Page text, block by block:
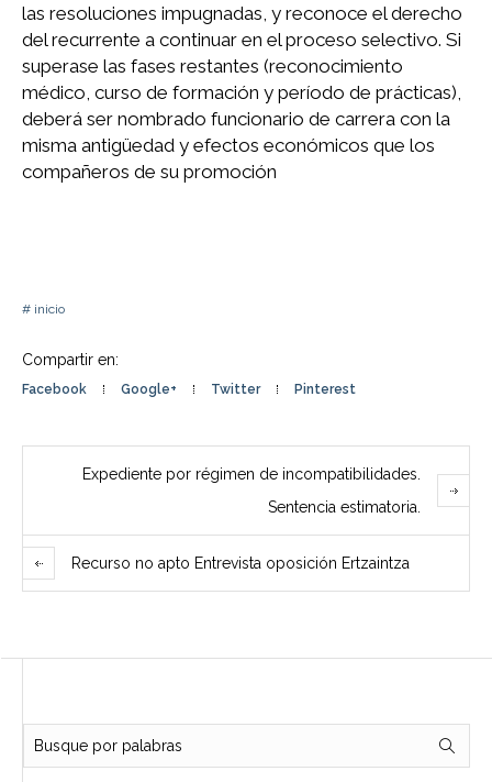
las resoluciones impugnadas, y reconoce el derecho
del recurrente a continuar en el proceso selectivo. Si
superase las fases restantes (reconocimiento
médico, curso de formación y período de prácticas),
deberá ser nombrado funcionario de carrera con la
misma antigüedad y efectos económicos que los
compañeros de su promoción
inicio
Compartir en:
Facebook Google+ Twitter Pinterest
Expediente por régimen de incompatibilidades.
Sentencia estimatoria.
Recurso no apto Entrevista oposición Ertzaintza